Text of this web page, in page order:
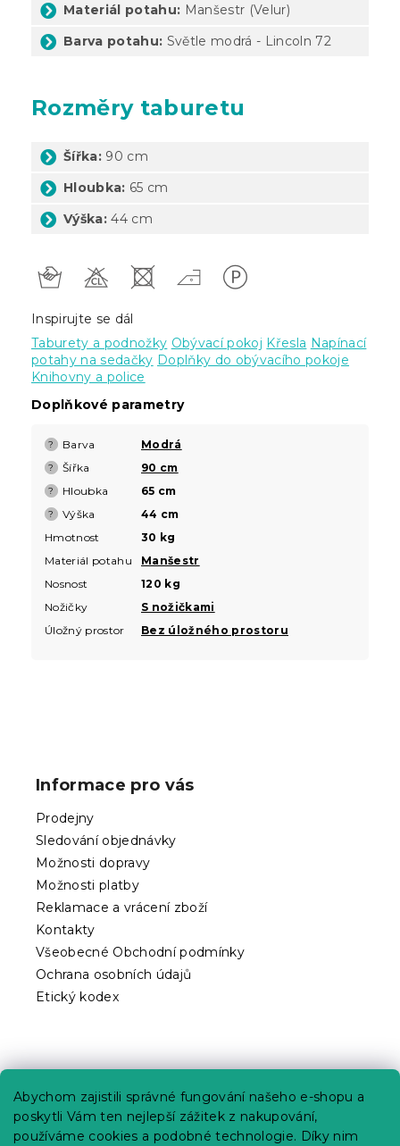
Abychom zajistili správné fungování našeho e-shopu a
poskytli Vám ten nejlepší zážitek z nakupování,
používáme cookies a podobné technologie. Díky nim
Materiál potahu: Manšestr (Velur)
Barva potahu: Světle modrá - Lincoln 72
Rozměry taburetu
Šířka: 90 cm
Hloubka: 65 cm
Výška:44 cm
Inspirujte se dál
Taburety a podnožky Obývací pokoj Křesla Napínací
potahy na sedačky Doplňky do obývacího pokoje
Knihovny a police
Doplňkové parametry
? Barva Modrá
? Šířka 90 cm
? Hloubka 65 cm
? Výška
44 cm
Hmotnost
30 kg
Materiál potahu
Manšestr
Nosnost
120 kg
Nožičky
S nožičkami
Úložný prostor
Bez úložného prostoru
Informace pro vás
Prodejny
Sledování objednávky
Možnosti dopravy
Možnosti platby
Reklamace a vrácení zboží
Kontakty
Všeobecné Obchodní podmínky
Ochrana osobních údajů
Etický kodex
Kariéra